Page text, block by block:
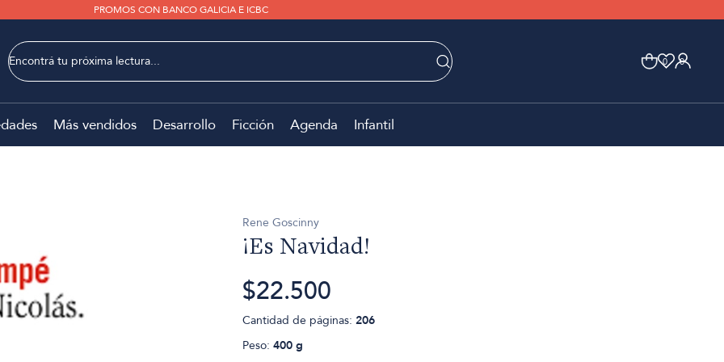
PROMOS CON BANCO GALICIA E ICBC
0 0
Más vendidos Desarrollo Ficción Agenda Infantil
Rene Goscinny
¡Es Navidad!
$22.500
Cantidad de páginas: 206
Peso: 400 g